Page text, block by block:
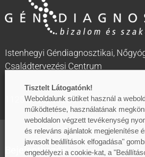
Istenhegyi Géndiagnosztikai,
Családtervezési Centrum
1125 Budapest, Zalatnai utca 2.
Bejelentkezés
Tisztelt Látogatónk!
Weboldalunk sütiket használ a
működtetése, használatának
weboldalon végzett tevékenység
és releváns ajánlatok megjelenítése
javasolt beállítások elfogadása"
engedélyezi a cookie-kat, a